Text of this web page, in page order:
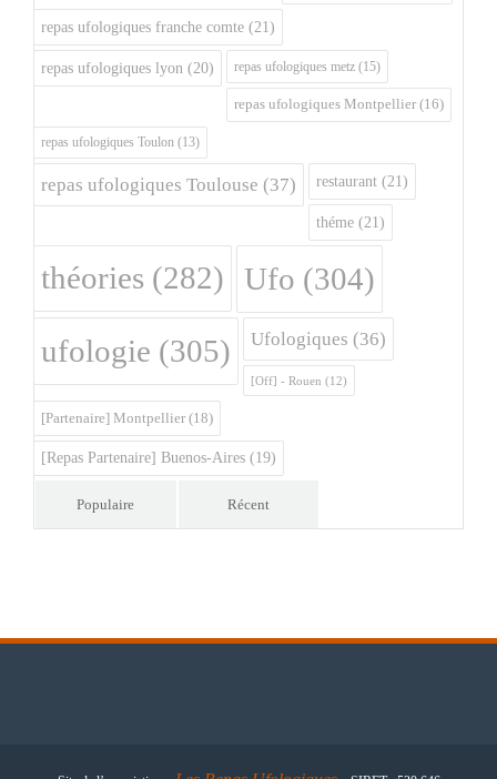
repas ufologiques franche comte (21)
repas ufologiques lyon (20) repas ufologiques metz (15)
repas ufologiques Montpellier (16)
repas ufologiques Toulon (13)
repas ufologiques Toulouse (37) restaurant (21)
théme (21)
théories (282) Ufo (304)
ufologie (305) Ufologiques (36)
[Off] - Rouen (12)
[Partenaire] Montpellier (18)
[Repas Partenaire] Buenos-Aires (19)
Populaire Récent